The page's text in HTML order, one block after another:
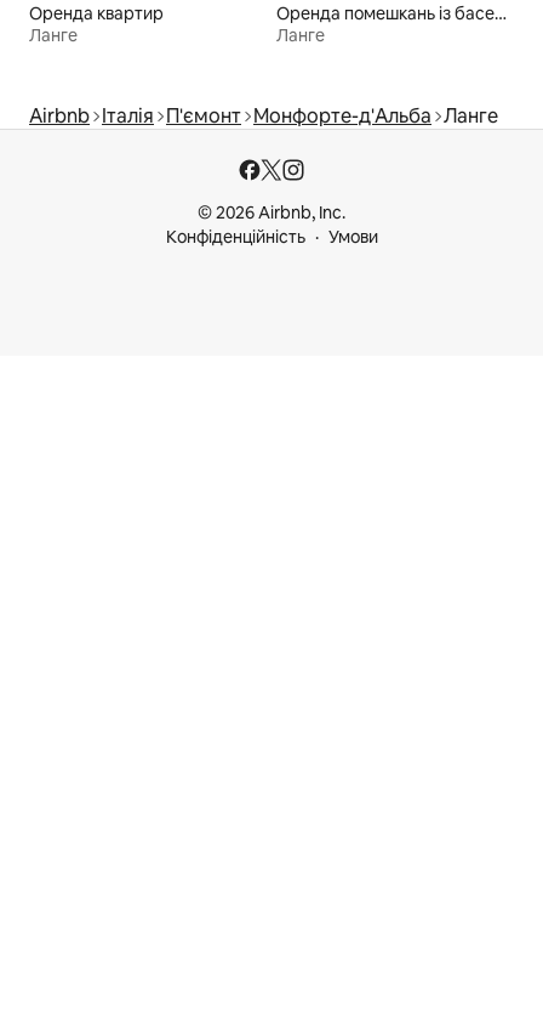
Оренда квартир
Ланге
Оренда помешкань із басейном
Ланге
Airbnb Італія П'ємонт Монфорте-д'Альба Ланге
© 2026 Airbnb, Inc.
Конфіденційність
Умови